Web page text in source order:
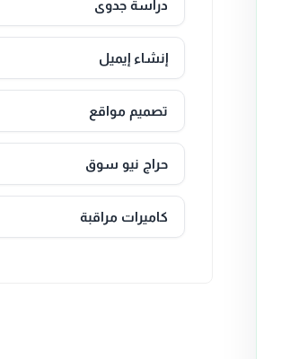
دراسة جدوى
إنشاء إيميل
تصميم مواقع
حراج نيو سوق
كاميرات مراقبة